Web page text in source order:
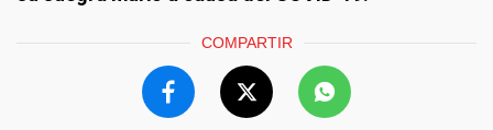
COMPARTIR